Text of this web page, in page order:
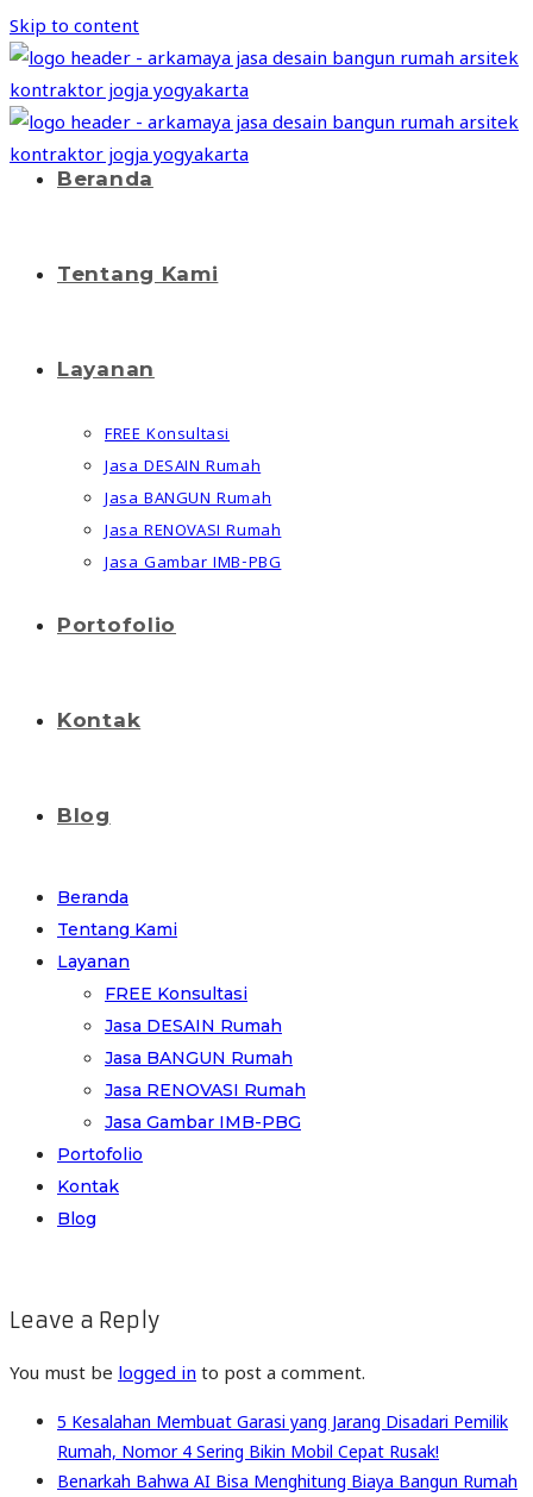
Skip to content
Beranda
Tentang Kami
Layanan
FREE Konsultasi
Jasa DESAIN Rumah
Jasa BANGUN Rumah
Jasa RENOVASI Rumah
Jasa Gambar IMB-PBG
Portofolio
Kontak
Blog
Beranda
Tentang Kami
Layanan
FREE Konsultasi
Jasa DESAIN Rumah
Jasa BANGUN Rumah
Jasa RENOVASI Rumah
Jasa Gambar IMB-PBG
Portofolio
Kontak
Blog
Leave a Reply
You must be logged in to post a comment.
5 Kesalahan Membuat Garasi yang Jarang Disadari Pemilik
Rumah, Nomor 4 Sering Bikin Mobil Cepat Rusak!
Benarkah Bahwa AI Bisa Menghitung Biaya Bangun Rumah